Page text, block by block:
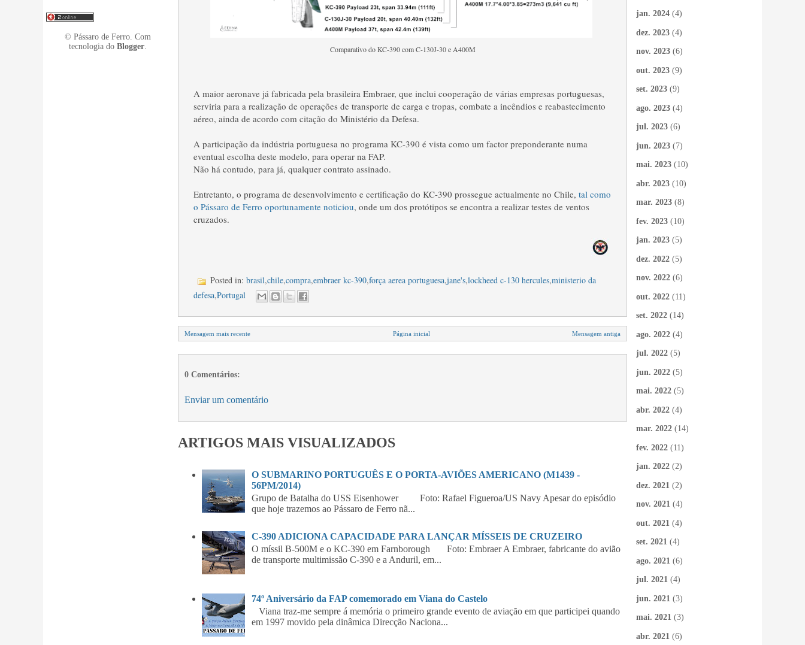
© Pássaro de Ferro. Com
tecnologia do Blogger. Comparativo do KC-390 com C-130J-30 e A400M
A maior aeronave já fabricada pela brasileira Embraer, que inclui cooperação de várias empresas portuguesas,
serviria para a realização de operações de transporte de carga e tropas, combate a incêndios e reabastecimento
aéreo, ainda de acordo com citação do Ministério da Defesa.
A participação da indústria portuguesa no programa KC-390 é vista como um factor preponderante numa
eventual escolha deste modelo, para operar na FAP.
Não há contudo, para já, qualquer contrato assinado.
Entretanto, o programa de desenvolvimento e certificação do KC-390 prossegue actualmente no Chile, tal como
o Pássaro de Ferro oportunamente noticiou, onde um dos protótipos se encontra a realizar testes de ventos
cruzados.
Posted in: brasil,chile,compra,embraer kc-390,força aerea portuguesa,jane's,lockheed c-130 hercules,ministerio da
defesa,Portugal
Mensagem mais recente Mensagem antiga
Página inicial
0 Comentários:
Enviar um comentário
ARTIGOS MAIS VISUALIZADOS
O SUBMARINO PORTUGUÊS E O PORTA-AVIÕES AMERICANO (M1439 -
56PM/2014)
Grupo de Batalha do USS Eisenhower Foto: Rafael Figueroa/US Navy Apesar do episódio
que hoje trazemos ao Pássaro de Ferro nã...
C-390 ADICIONA CAPACIDADE PARA LANÇAR MÍSSEIS DE CRUZEIRO
O míssil B-500M e o KC-390 em Farnborough Foto: Embraer A Embraer, fabricante do avião
de transporte multimissão C-390 e a Anduril, em...
74º Aniversário da FAP comemorado em Viana do Castelo
Viana traz-me sempre á memória o primeiro grande evento de aviação em que participei quando
em 1997 movido pela dinâmica Direcção Naciona...
jan. 2024 (4)
dez. 2023 (4)
nov. 2023 (6)
out. 2023 (9)
set. 2023 (9)
ago. 2023 (4)
jul. 2023 (6)
jun. 2023 (7)
mai. 2023 (10)
abr. 2023 (10)
mar. 2023 (8)
fev. 2023 (10)
jan. 2023 (5)
dez. 2022 (5)
nov. 2022 (6)
out. 2022 (11)
set. 2022 (14)
ago. 2022 (4)
jul. 2022 (5)
jun. 2022 (5)
mai. 2022 (5)
abr. 2022 (4)
mar. 2022 (14)
fev. 2022 (11)
jan. 2022 (2)
dez. 2021 (2)
nov. 2021 (4)
out. 2021 (4)
set. 2021 (4)
ago. 2021 (6)
jul. 2021 (4)
jun. 2021 (3)
mai. 2021 (3)
abr. 2021 (6)